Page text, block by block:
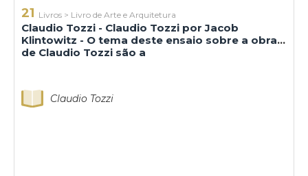
21 Livros > Livro de Arte e Arquitetura
Claudio Tozzi - Claudio Tozzi por Jacob
Klintowitz - O tema deste ensaio sobre a obra
de Claudio Tozzi são a
Claudio Tozzi